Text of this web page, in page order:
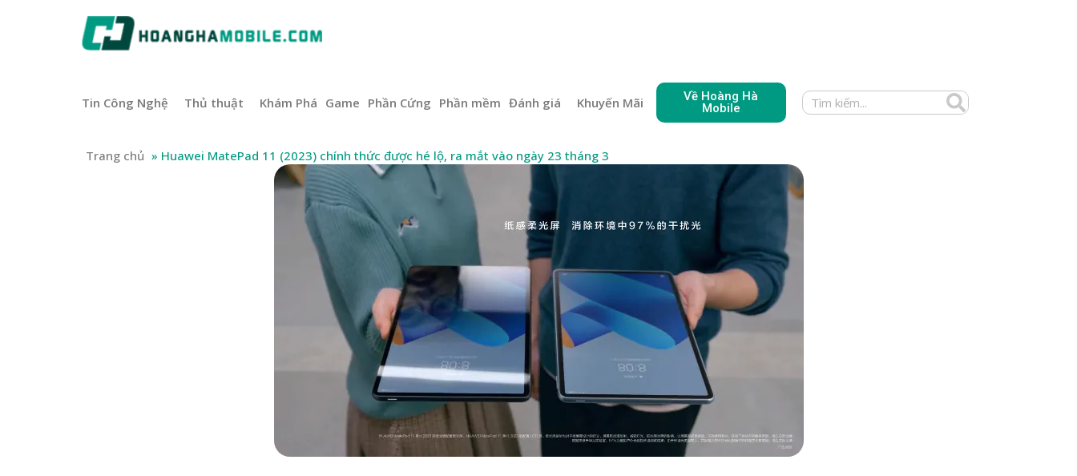
Tin Công Nghệ Thủ thuật Khám Phá Game Phần Cứng Phần mềm Đánh giá Khuyến Mãi
Về Hoàng Hà
Mobile
Trang chủ » Huawei MatePad 11 (2023) chính thức được hé lộ, ra mắt vào ngày 23 tháng 3